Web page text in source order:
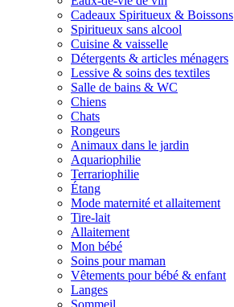
Cadeaux Spiritueux & Boissons
Spiritueux sans alcool
Cuisine & vaisselle
Détergents & articles ménagers
Lessive & soins des textiles
Salle de bains & WC
Chiens
Chats
Rongeurs
Animaux dans le jardin
Aquariophilie
Terrariophilie
Étang
Mode maternité et allaitement
Tire-lait
Allaitement
Mon bébé
Soins pour maman
Vêtements pour bébé & enfant
Langes
Sommeil